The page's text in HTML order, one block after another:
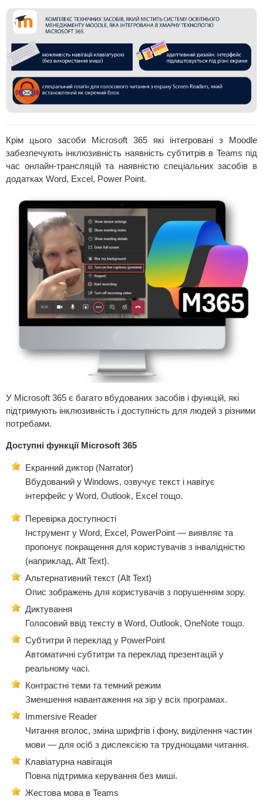
Крім цього засоби Microsoft 365 які інтегровані з Moodle
забезпечують інклюзивність наявність субтитрів в Teams під
час онлайн-трансляцій та наявністю спеціальних засобів в
додатках Word, Excel, Power Point.
У Microsoft 365 є багато вбудованих засобів і функцій, які
підтримують інклюзивність і доступність для людей з різними
потребами.
Доступні функції Microsoft 365
Екранний диктор (Narrator)
Вбудований у Windows, озвучує текст і навігує
інтерфейс у Word, Outlook, Excel тощо.
Перевірка доступності
Інструмент у Word, Excel, PowerPoint — виявляє та
пропонує покращення для користувачів з інвалідністю
(наприклад, Alt Text).
Альтернативний текст (Alt Text)
Опис зображень для користувачів з порушенням зору.
Диктування
Голосовий ввід тексту в Word, Outlook, OneNote тощо.
Субтитри й переклад у PowerPoint
Автоматичні субтитри та переклад презентацій у
реальному часі.
Контрастні теми та темний режим
Зменшення навантаження на зір у всіх програмах.
Immersive Reader
Читання вголос, зміна шрифтів і фону, виділення частин
мови — для осіб з дислексією та труднощами читання.
Клавіатурна навігація
Повна підтримка керування без миші.
Жестова мова в Teams